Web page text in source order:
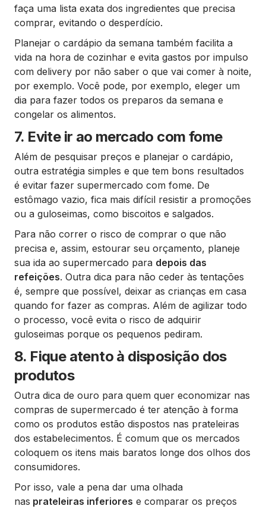
faça uma lista exata dos ingredientes que precisa
comprar, evitando o desperdício.
Planejar o cardápio da semana também facilita a
vida na hora de cozinhar e evita gastos por impulso
com delivery por não saber o que vai comer à noite,
por exemplo. Você pode, por exemplo, eleger um
dia para fazer todos os preparos da semana e
congelar os alimentos.
7. Evite ir ao mercado com fome
Além de pesquisar preços e planejar o cardápio,
outra estratégia simples e que tem bons resultados
é evitar fazer supermercado com fome. De
estômago vazio, fica mais difícil resistir a promoções
ou a guloseimas, como biscoitos e salgados.
Para não correr o risco de comprar o que não
precisa e, assim, estourar seu orçamento, planeje
sua ida ao supermercado para depois das
refeições. Outra dica para não ceder às tentações
é, sempre que possível, deixar as crianças em casa
quando for fazer as compras. Além de agilizar todo
o processo, você evita o risco de adquirir
guloseimas porque os pequenos pediram.
8. Fique atento à disposição dos
produtos
Outra dica de ouro para quem quer economizar nas
compras de supermercado é ter atenção à forma
como os produtos estão dispostos nas prateleiras
dos estabelecimentos. É comum que os mercados
coloquem os itens mais baratos longe dos olhos dos
consumidores.
Por isso, vale a pena dar uma olhada
nas prateleiras inferiores e comparar os preços